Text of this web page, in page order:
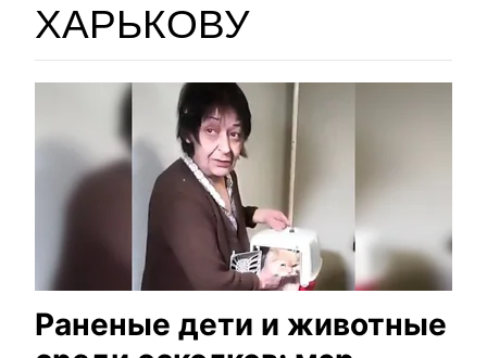
ХАРЬКОВУ
Раненые дети и животные